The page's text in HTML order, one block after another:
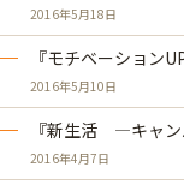
2016年5月18日
『モチベーション
2016年5月10日
『新生活 ―キャン
2016年4月7日